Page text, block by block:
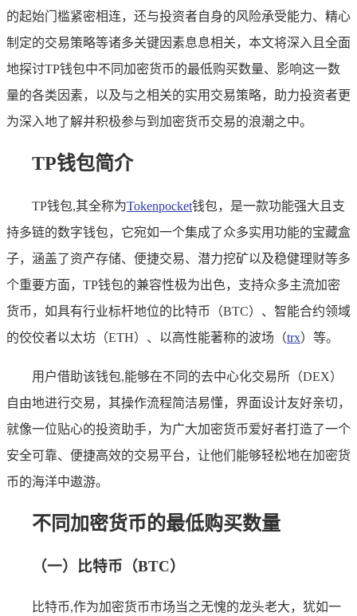
的起始门槛紧密相连，还与投资者自身的风险承受能力、精心
制定的交易策略等诸多关键因素息息相关，本文将深入且全面
地探讨TP钱包中不同加密货币的最低购买数量、影响这一数
量的各类因素，以及与之相关的实用交易策略，助力投资者更
为深入地了解并积极参与到加密货币交易的浪潮之中。
TP钱包简介
TP钱包,其全称为Tokenpocket钱包，是一款功能强大且支
持多链的数字钱包，它宛如一个集成了众多实用功能的宝藏盒
子，涵盖了资产存储、便捷交易、潜力挖矿以及稳健理财等多
个重要方面，TP钱包的兼容性极为出色，支持众多主流加密
货币，如具有行业标杆地位的比特币（BTC）、智能合约领域
的佼佼者以太坊（ETH）、以高性能著称的波场（trx）等。
用户借助该钱包,能够在不同的去中心化交易所（DEX）
自由地进行交易，其操作流程简洁易懂，界面设计友好亲切，
就像一位贴心的投资助手，为广大加密货币爱好者打造了一个
安全可靠、便捷高效的交易平台，让他们能够轻松地在加密货
币的海洋中遨游。
不同加密货币的最低购买数量
（一）比特币（BTC）
比特币,作为加密货币市场当之无愧的龙头老大，犹如一